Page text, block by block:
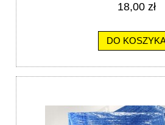
18,00 zł
DO